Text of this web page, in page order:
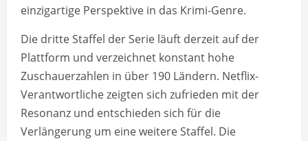
einzigartige Perspektive in das Krimi-Genre.
Die dritte Staffel der Serie läuft derzeit auf der
Plattform und verzeichnet konstant hohe
Zuschauerzahlen in über 190 Ländern. Netflix-
Verantwortliche zeigten sich zufrieden mit der
Resonanz und entschieden sich für die
Verlängerung um eine weitere Staffel. Die